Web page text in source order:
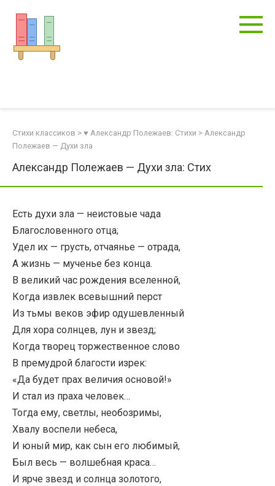
контенту
Стихи классиков > ♥ Александр Полежаев: Стихи > Александр
Полежаев — Духи зла
Александр Полежаев — Духи зла: Стих
Есть духи зла — неистовые чада
Благословенного отца;
Удел их — грусть, отчаянье — отрада,
А жизнь — мученье без конца.
В великий час рождения вселенной,
Когда извлек всевышний перст
Из тьмы веков эфир одушевленный
Для хора солнцев, лун и звезд;
Когда творец торжественное слово
В премудрой благости изрек:
«Да будет прах величия основой!»
И стал из праха человек…
Тогда ему, светлы, необозримы,
Хвалу воспели небеса,
И юный мир, как сын его любимый,
Был весь — волшебная краса…
И ярче звезд и солнца золотого,